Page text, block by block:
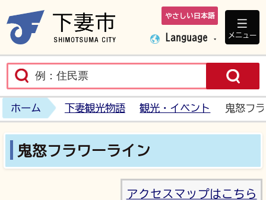
下妻市ホームペ
やさしい日本語
Language メニュー
ホーム 下妻観光物語 観光・イベント 鬼怒フ
鬼怒フラワーライン
アクセスマップはこちら